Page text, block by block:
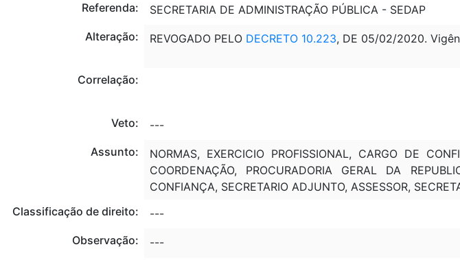
Referenda:
SECRETARIA DE ADMINISTRAÇÃO PÚBLICA - SEDAP
Alteração:
REVOGADO PELO DECRETO 10.223, DE 05/02/2020.
Correlação:
Veto:
---
Assunto:
NORMAS, EXERCICIO PROFISSIONAL, CARGO DE
COORDENAÇÃO, PROCURADORIA GERAL DA
CONFIANÇA, SECRETARIO ADJUNTO, ASSESSOR,
Classificação de direito:
---
Observação:
---